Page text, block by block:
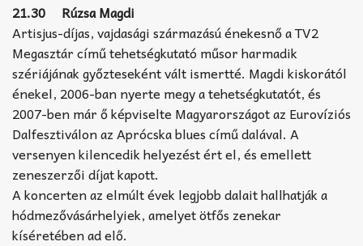
21.30 Rúzsa Magdi
Artisjus-díjas, vajdasági származású énekesnő a TV2
Megasztár című tehetségkutató műsor harmadik
szériájának győzteseként vált ismertté. Magdi kiskorától
énekel, 2006-ban nyerte megy a tehetségkutatót, és
2007-ben már ő képviselte Magyarországot az Eurovíziós
Dalfesztiválon az Aprócska blues című dalával. A
versenyen kilencedik helyezést ért el, és emellett
zeneszerzői díjat kapott.
A koncerten az elmúlt évek legjobb dalait hallhatják a
hódmezővásárhelyiek, amelyet ötfős zenekar
kíséretében ad elő.